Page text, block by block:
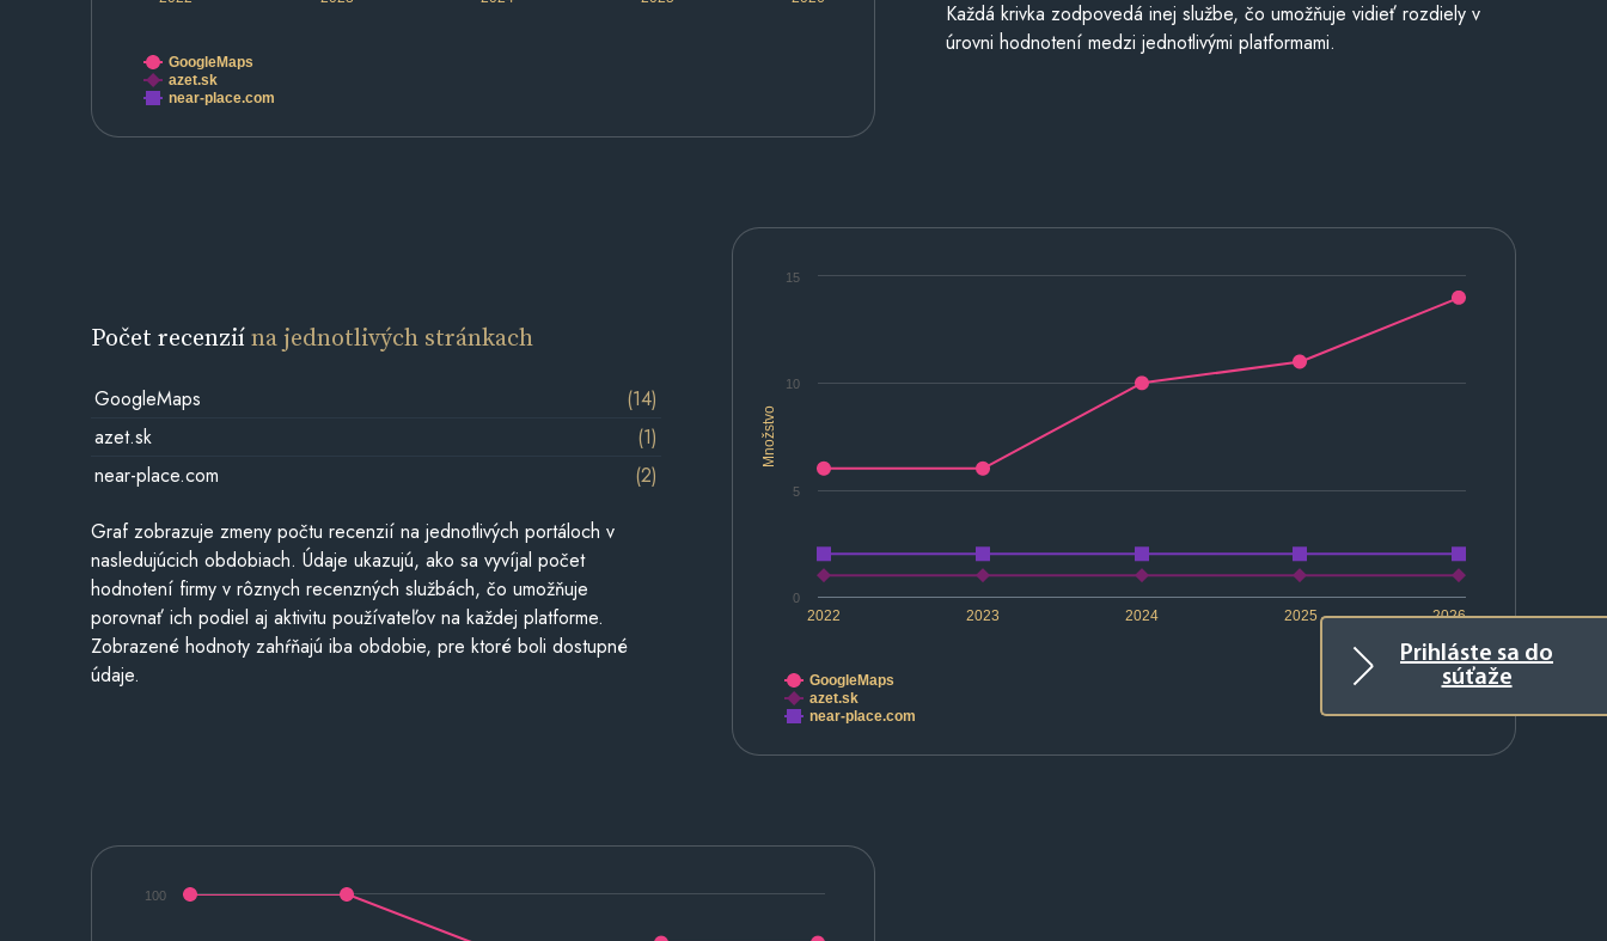
Prihláste sa do
súťaže
GoogleMaps
azet.sk
near-place.com
Každá krivka zodpovedá inej službe, čo umožňuje vidieť rozdiely v
úrovni hodnotení medzi jednotlivými platformami.
Množstvo
2022 2023 2024 2025 2026
0
10
5
15
GoogleMaps
azet.sk
near-place.com
Počet recenziína jednotlivých stránkach
GoogleMaps
(14)
azet.sk
(1)
near-place.com
(2)
Graf zobrazuje zmeny počtu recenzií na jednotlivých portáloch v
nasledujúcich obdobiach. Údaje ukazujú, ako sa vyvíjal počet
hodnotení firmy v rôznych recenzných službách, čo umožňuje
porovnať ich podiel aj aktivitu používateľov na každej platforme.
Zobrazené hodnoty zahŕňajú iba obdobie, pre ktoré boli dostupné
údaje.
100